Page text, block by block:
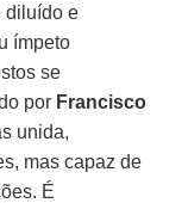
diluído e
ímpeto
se
por Francisco
unida,
mas capaz de
É